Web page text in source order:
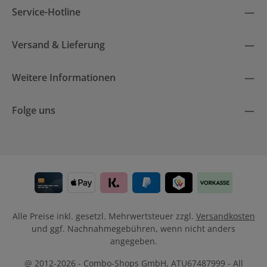
Ich habe dieDatenschutzbestimmungen
einverstanden.
Die mit einem Stern (*) markierten Felder sind
Pflichtfelder.
Service-Hotline
Versand & Lieferung
Weitere Informationen
Folge uns
@ 2012-2026 - Combo-Shops GmbH, ATU67487999 - All
Alle Preise inkl. gesetzl. Mehrwertsteuer zzgl. Versandkosten
und ggf. Nachnahmegebühren, wenn nicht anders
angegeben.